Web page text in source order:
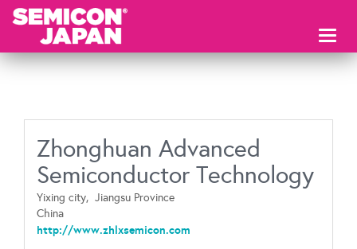
Zhonghuan Advanced
Semiconductor Technology
Yixing city, Jiangsu Province
China
http://www.zhlxsemicon.com